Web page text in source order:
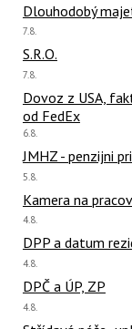
P
pro
předchozí
nový
názor
Dlouhodobý
Poslední
7.8.
S.R.O.
Poslední
7.8.
Dovoz z USA,
od FedEx
Poslední
6.8.
JMHZ - penzijni
Poslední
5.8.
Kamera na
Poslední
4.8.
DPP a datum
Poslední
4.8.
DPČ a ÚP, ZP
Poslední
4.8.